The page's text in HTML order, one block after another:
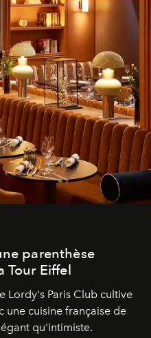
parenthèse
Tour Eiffel
Lordy's Paris Club cultive
une cuisine française de
qu'intimiste.